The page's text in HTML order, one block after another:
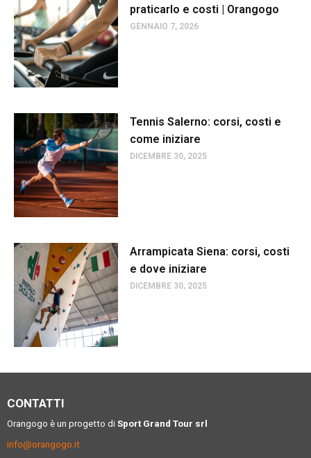
praticarlo e costi | Orangogo
GENNAIO 7, 2026
Tennis Salerno: corsi, costi e
come iniziare
DICEMBRE 30, 2025
Arrampicata Siena: corsi, costi
e dove iniziare
DICEMBRE 30, 2025
CONTATTI
Orangogo è un progetto di Sport Grand Tour srl
info@orangogo.it